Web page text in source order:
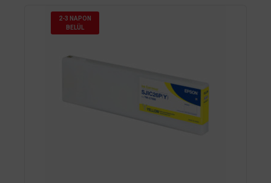
2-3 NAPON
BELÜL